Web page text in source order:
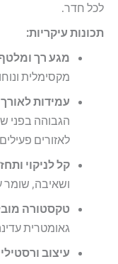
לכל חדר.
תכונות עיקריות:
מגע רך
מקסימלית
עמידות לאורך
הגבוהה בפני
לאזורים
קל לניקוי
ושאיבה, שומר
טקסטורה
גאומטרית
עיצוב ורסטילי